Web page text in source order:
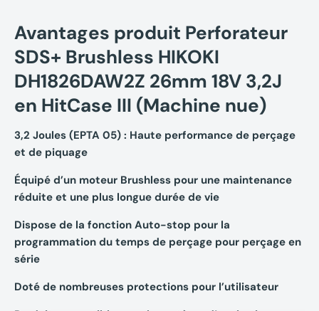
Avantages produit Perforateur
SDS+ Brushless HIKOKI
DH1826DAW2Z 26mm 18V 3,2J
en HitCase III (Machine nue)
3,2 Joules (EPTA 05) : Haute performance de perçage
et de piquage
Équipé d’un moteur Brushless pour une maintenance
réduite et une plus longue durée de vie
Dispose de la fonction Auto-stop pour la
programmation du temps de perçage pour perçage en
série
Doté de nombreuses protections pour l’utilisateur